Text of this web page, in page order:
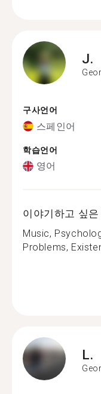
J.
구사언어
스페인어
학습언어
영어
이야기하고 싶은
Music,
Problems,
L.